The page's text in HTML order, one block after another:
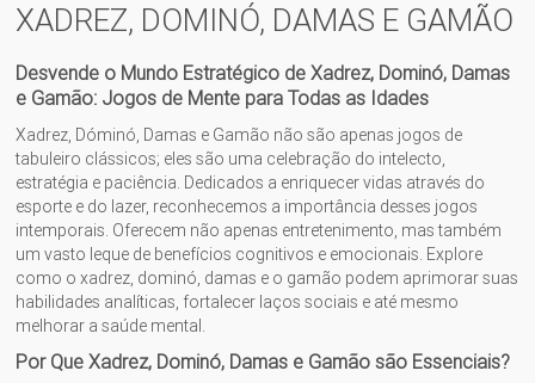
XADREZ, DOMINÓ, DAMAS E GAMÃO
Desvende o Mundo Estratégico de Xadrez, Dominó, Damas
e Gamão: Jogos de Mente para Todas as Idades
Xadrez, Dóminó, Damas e Gamão não são apenas jogos de
tabuleiro clássicos; eles são uma celebração do intelecto,
estratégia e paciência. Dedicados a enriquecer vidas através do
esporte e do lazer, reconhecemos a importância desses jogos
intemporais. Oferecem não apenas entretenimento, mas também
um vasto leque de benefícios cognitivos e emocionais. Explore
como o xadrez, dominó, damas e o gamão podem aprimorar suas
habilidades analíticas, fortalecer laços sociais e até mesmo
melhorar a saúde mental.
Por Que Xadrez, Dominó, Damas e Gamão são Essenciais?